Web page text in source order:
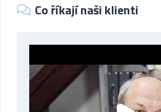
Co říkají naši klienti